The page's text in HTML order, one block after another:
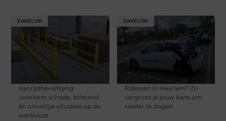
ZAKELIJK
Aanrijdbeveiliging:
voorkom schade, stilstand
en onveilige situaties op de
werkvloer
ZAKELIJK
Rijlessen in Haarlem? Zo
vergroot je jouw kans om
sneller te slagen